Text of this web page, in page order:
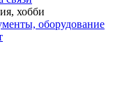
хобби
оборудование